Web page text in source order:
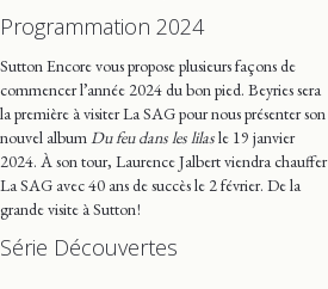
Programmation 2024
Sutton Encore vous propose plusieurs façons de
commencer l’année 2024 du bon pied. Beyries sera
la première à visiter La SAG pour nous présenter son
nouvel albumDu feu dans les lilasle 19 janvier
2024. À son tour, Laurence Jalbert viendra chauffer
La SAG avec 40 ans de succès le 2 février. De la
grande visite à Sutton !
Série Découvertes